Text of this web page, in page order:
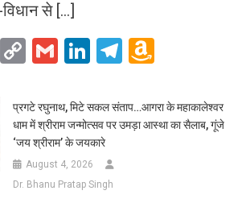
से […]
WhatsApp
CopyGmailLinkedIn
Telegram
List
प्रगटे रघुनाथ, मिटे सकल संताप…आगरा के महाकालेश्वर
धाम में श्रीराम जन्मोत्सव पर उमड़ा आस्था का सैलाब, गूंजे
‘जय श्रीराम’ के जयकारे
August 4, 2026
Dr. Bhanu Pratap Singh